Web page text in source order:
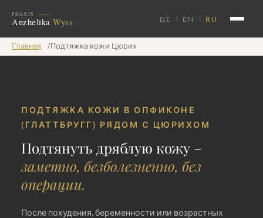
DE EN RU
Главная /Подтяжка кожи Цюрих
ПОДТЯЖКА КОЖИ В ОПФИКОНЕ
(ГЛАТТБРУГГ) РЯДОМ С ЦЮРИХОМ
Подтянуть дряблую кожу –
заметно, безболезненно, без
операции.
После похудения, беременности или возрастных